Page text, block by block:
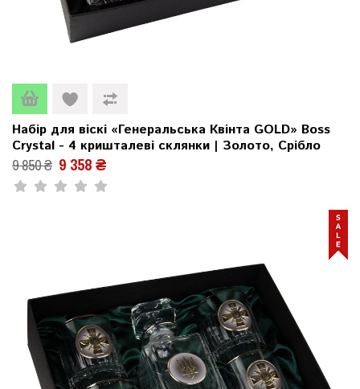
Набір для віскі «Генеральська Квінта GOLD» Boss
Crystal - 4 кришталеві склянки | Золото, Срібло
9 850 ₴ 9 358 ₴